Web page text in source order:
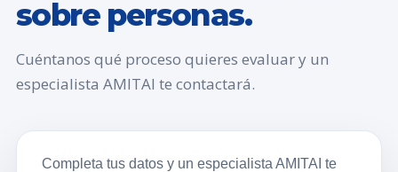
sobre personas.
Cuéntanos qué proceso quieres evaluar y un
especialista AMITAI te contactará.